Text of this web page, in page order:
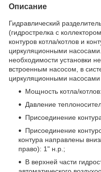
Описание
Гидравлический
(гидрострелка с
контуров котла/котлов и
циркуляционными
необходимости установки
встроенным насосом, в
циркуляционными насосами
Мощность котла/
Давление
Присоединение
Присоединение
контура направлены
право): 1" н.р.;
В верхней части